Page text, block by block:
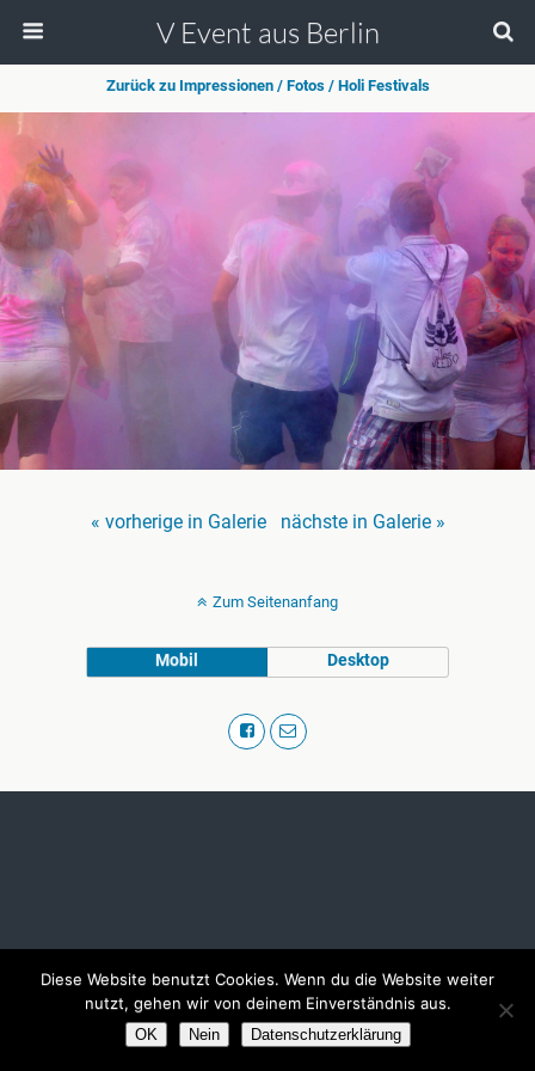
V Event aus Berlin
Zurück zu Impressionen / Fotos / Holi Festivals
« vorherige in Galerie nächste in Galerie »
Zum Seitenanfang
Mobil Desktop
Diese Website benutzt Cookies. Wenn du die Website weiter
nutzt, gehen wir von deinem Einverständnis aus.
OK Nein Datenschutzerklärung